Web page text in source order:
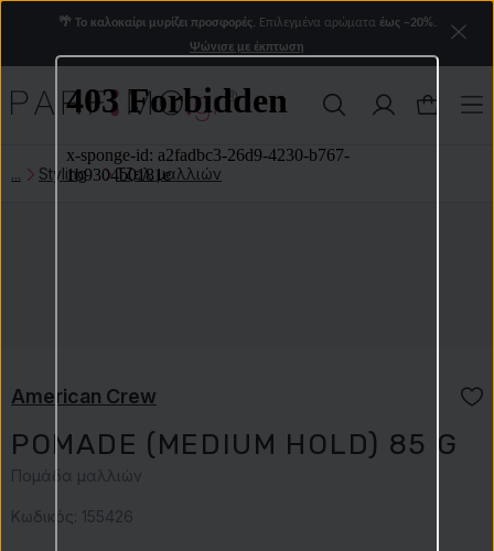
🌴 Το καλοκαίρι μυρίζει προσφορές. Επιλεγμένα αρώματα έως −20%.
Ψώνισε με έκπτωση
Styling Τζελ μαλλιών
American Crew
POMADE (MEDIUM HOLD) 85 G
Πομάδα μαλλιών
Κωδικός: 155426